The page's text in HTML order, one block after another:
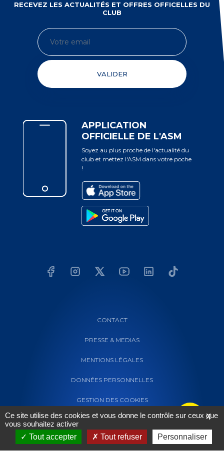
RECEVEZ LES ACTUALITÉS ET OFFRES OFFICELLES DU
CLUB
VALIDER
APPLICATION
OFFICIELLE DE L'ASM
Soyez au plus proche de l'actualité du
club et mettez l'ASM dans votre poche
!
CONTACT
PRESSE & MEDIAS
MENTIONS LÉGALES
DONNÉES PERSONNELLES
GESTION DES COOKIES
X
Ce site utilise des cookies et vous donne le contrôle sur ceux que
vous souhaitez activer
Tout accepter
Tout refuser Personnaliser